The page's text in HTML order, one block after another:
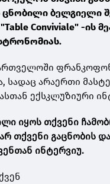
ცნობილი ბელგიელი
Conviviale" -ის
სადაც არაერთი
ექსკლუზიური
იყოს თქვენი
თქვენი გაცნობის
ინტერვიუ.